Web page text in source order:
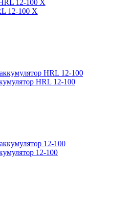
12-100 X
HRL 12-100
12-100